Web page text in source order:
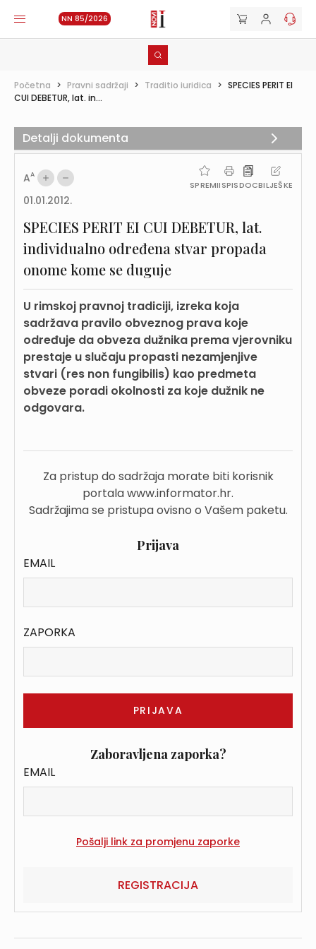
NN 85/2026
Početna > Pravni sadržaji > Traditio iuridica > SPECIES PERIT EI
CUI DEBETUR, lat. in...
AA
SPREMIISPISDOCBILJEŠKE
01.01.2012.
SPECIES PERIT EI CUI DEBETUR, lat.
individualno određena stvar propada
onome kome se duguje
U rimskoj pravnoj tradiciji, izreka koja
sadržava pravilo obveznog prava koje
određuje da obveza dužnika prema vjerovniku
prestaje u slučaju propasti nezamjenjive
stvari (res non fungibilis) kao predmeta
obveze poradi okolnosti za koje dužnik ne
odgovara.
Za pristup do sadržaja morate biti korisnik
portala www.informator.hr.
Sadržajima se pristupa ovisno o Vašem paketu.
Prijava
EMAIL
ZAPORKA
Zaboravljena zaporka?
EMAIL
REGISTRACIJA
Detalji dokumenta